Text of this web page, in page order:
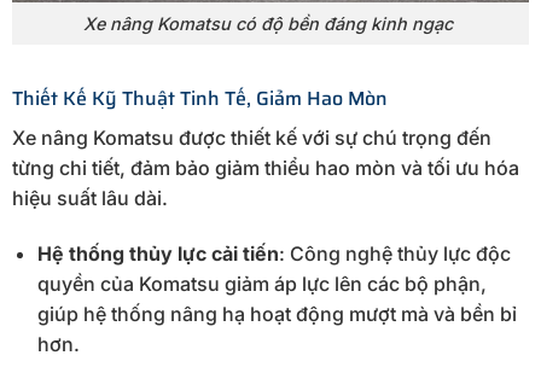
Xe nâng Komatsu có độ bền đáng kinh ngạc
Thiết Kế Kỹ Thuật Tinh Tế, Giảm Hao Mòn
Xe nâng Komatsu được thiết kế với sự chú trọng đến
từng chi tiết, đảm bảo giảm thiểu hao mòn và tối ưu hóa
hiệu suất lâu dài.
Hệ thống thủy lực cải tiến: Công nghệ thủy lực độc
quyền của Komatsu giảm áp lực lên các bộ phận,
giúp hệ thống nâng hạ hoạt động mượt mà và bền bỉ
hơn.